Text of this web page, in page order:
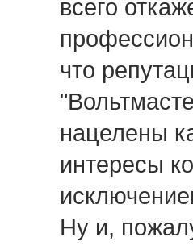
всего
что
нацелены
интересы
Ну и,